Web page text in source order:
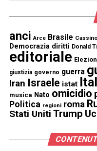
anci Arce Brasile Cassino
Democrazia diritti Donald
editoriale
giustizia governo guerra
Iran Israele istat
musica Nato omicidio
Politica regioni roma
Stati Uniti Trump